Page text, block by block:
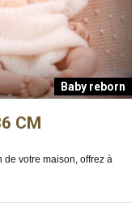
Baby reborn
CM
de votre maison, offrez à